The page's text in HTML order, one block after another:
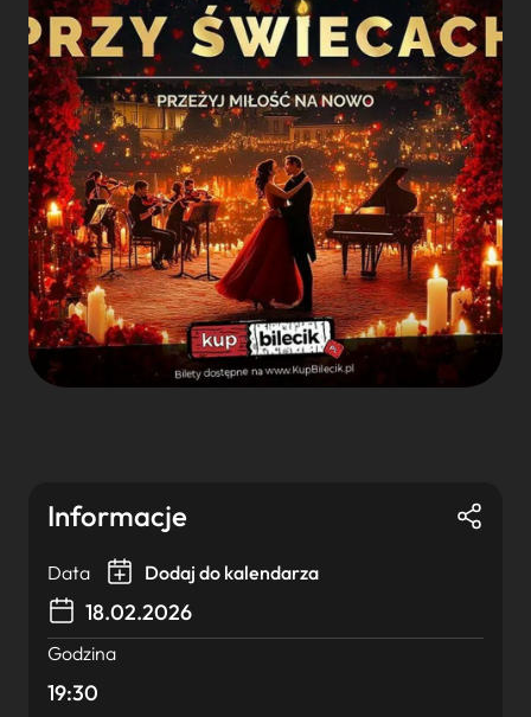
Wyszukaj
Informacje
Data Dodaj do kalendarza
18.02.2026
Godzina
19:30